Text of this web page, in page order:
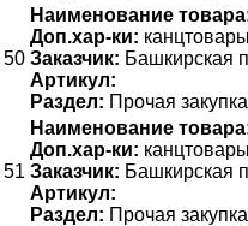
50
Наименование
Доп.хар-ки:
Заказчик: Башкирская
Артикул:
Раздел: Прочая
51
Наименование
Доп.хар-ки:
Заказчик: Башкирская
Артикул:
Раздел: Прочая